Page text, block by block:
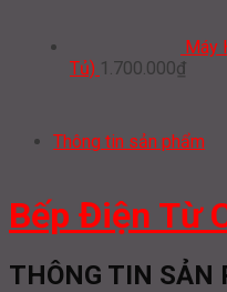
Máy
Tủ) 1.700.000₫
Thông tin sản phẩm
Bếp Điện Từ
THÔNG TIN SẢN